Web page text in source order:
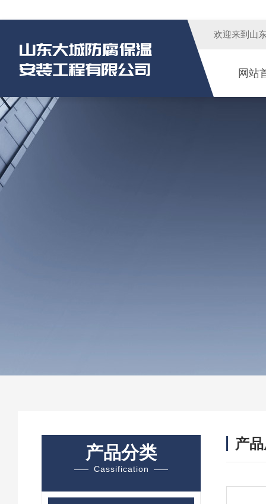
欢迎来到 山
网站
产品分类
Cassification
产